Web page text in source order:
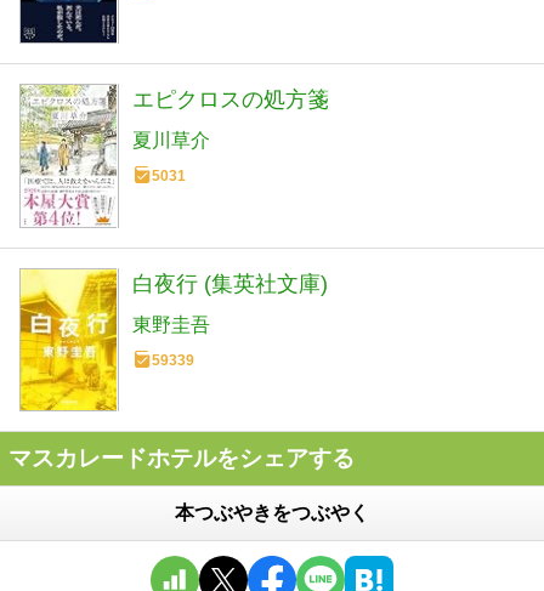
エピクロスの処方箋
夏川草介
5031
白夜行 (集英社文庫)
東野圭吾
59339
マスカレードホテルをシェアする
本つぶやきをつぶやく